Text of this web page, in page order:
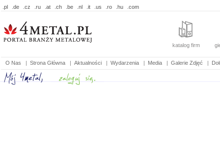
.pl .de .cz .ru .at .ch .be .nl .it .us .ro .hu .com
katalog firm
O Nas | Strona Główna | Aktualności | Wydarzenia | Media | Galerie Zdjęć |